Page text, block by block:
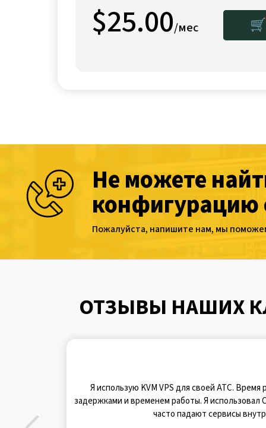
$25.00/мес
Не можете
конфигурацию
Пожалуйста, напишите нам, мы
ОТЗЫВЫ НАШИХ
Я использую KVM VPS для своей АТС. Время
задержками и временем работы. Я
часто падают сервисы